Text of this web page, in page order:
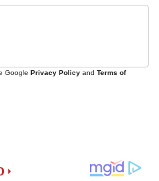
Google Privacy Policy and Terms of